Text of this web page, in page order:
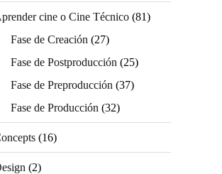
cine o Cine Técnico (81)
Fase de Creación (27)
Fase de Postproducción (25)
Fase de Preproducción (37)
Fase de Producción (32)
(16)
(2)